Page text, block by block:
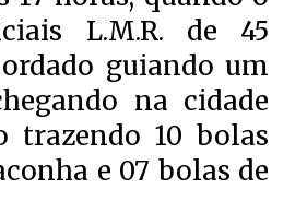
L.M.R. de 45
guiando um
na cidade
trazendo 10 bolas
e 07 bolas de